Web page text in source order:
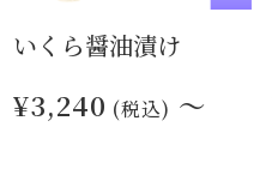
いくら醤油漬け
¥3,240 (税込) ～